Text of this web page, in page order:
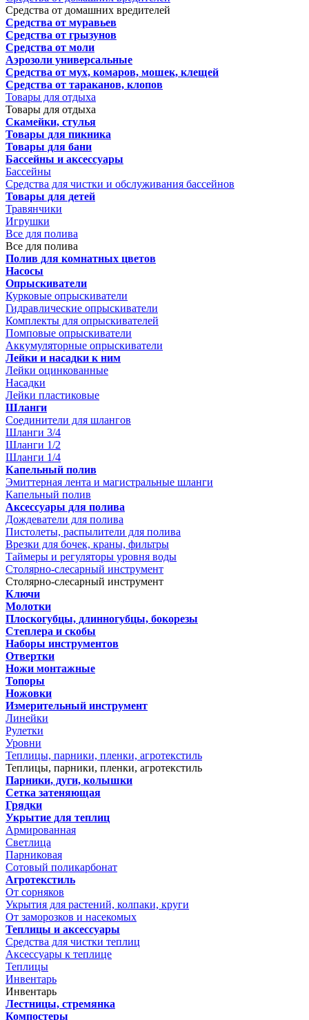
Средства от домашних вредителей
Средства от муравьев
Средства от грызунов
Средства от моли
Аэрозоли универсальные
Средства от мух, комаров, мошек, клещей
Средства от тараканов, клопов
Товары для отдыха
Товары для отдыха
Скамейки, стулья
Товары для пикника
Товары для бани
Бассейны и аксессуары
Бассейны
Средства для чистки и обслуживания бассейнов
Товары для детей
Травянчики
Игрушки
Все для полива
Все для полива
Полив для комнатных цветов
Насосы
Опрыскиватели
Курковые опрыскиватели
Гидравлические опрыскиватели
Комплекты для опрыскивателей
Помповые опрыскиватели
Аккумуляторные опрыскиватели
Лейки и насадки к ним
Лейки оцинкованные
Насадки
Лейки пластиковые
Шланги
Соединители для шлангов
Шланги 3/4
Шланги 1/2
Шланги 1/4
Капельный полив
Эмиттерная лента и магистральные шланги
Капельный полив
Аксессуары для полива
Дождеватели для полива
Пистолеты, распылители для полива
Врезки для бочек, краны, фильтры
Таймеры и регуляторы уровня воды
Столярно-слесарный инструмент
Столярно-слесарный инструмент
Ключи
Молотки
Плоскогубцы, длинногубцы, бокорезы
Степлера и скобы
Наборы инструментов
Отвертки
Ножи монтажные
Топоры
Ножовки
Измерительный инструмент
Линейки
Рулетки
Уровни
Теплицы, парники, пленки, агротекстиль
Теплицы, парники, пленки, агротекстиль
Парники, дуги, колышки
Сетка затеняющая
Грядки
Укрытие для теплиц
Армированная
Светлица
Парниковая
Сотовый поликарбонат
Агротекстиль
От сорняков
Укрытия для растений, колпаки, круги
От заморозков и насекомых
Теплицы и аксессуары
Средства для чистки теплиц
Аксессуары к теплице
Теплицы
Инвентарь
Инвентарь
Лестницы, стремянка
Компостеры